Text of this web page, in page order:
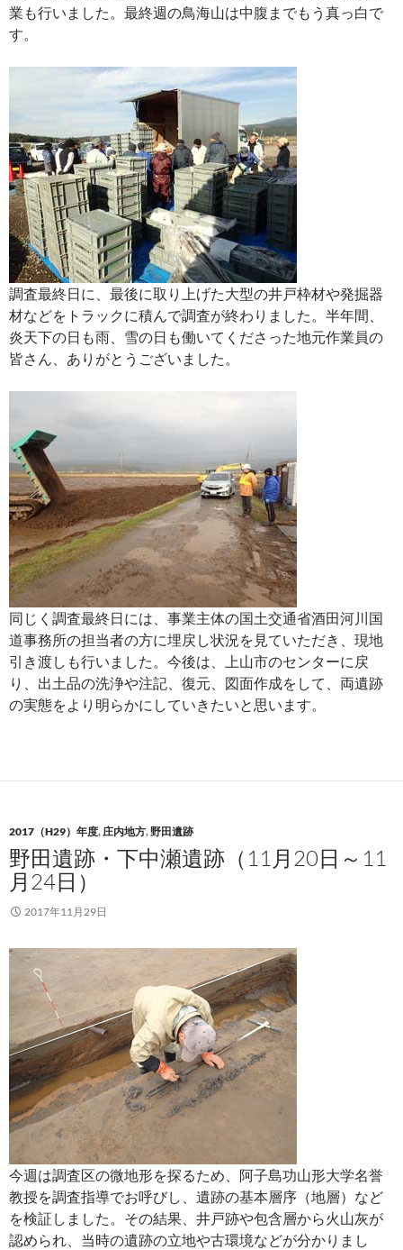
業も行いました。最終週の鳥海山は中腹までもう真っ白で
す。
調査最終日に、最後に取り上げた大型の井戸枠材や発掘器
材などをトラックに積んで調査が終わりました。半年間、
炎天下の日も雨、雪の日も働いてくださった地元作業員の
皆さん、ありがとうございました。
同じく調査最終日には、事業主体の国土交通省酒田河川国
道事務所の担当者の方に埋戻し状況を見ていただき、現地
引き渡しも行いました。今後は、上山市のセンターに戻
り、出土品の洗浄や注記、復元、図面作成をして、両遺跡
の実態をより明らかにしていきたいと思います。
2017（H29）年度,庄内地方,野田遺跡
野田遺跡・下中瀬遺跡（11月20日～11
月24日）
2017年11月29日
今週は調査区の微地形を探るため、阿子島功山形大学名誉
教授を調査指導でお呼びし、遺跡の基本層序（地層）など
を検証しました。その結果、井戸跡や包含層から火山灰が
認められ、当時の遺跡の立地や古環境などが分かりまし